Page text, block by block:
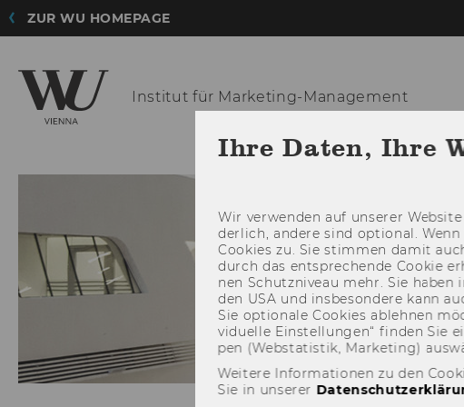
ZUR WU HOMEPAGE
Institut für Marketing-Management
Ihre Daten, Ihre
Wir ver­wen­den auf un­se­rer
der­lich, an­de­re sind op­tio­nal.
Coo­kies zu. Sie stim­men damit
durch das ent­spre­chen­de Coo­kie
nen Schutz­ni­veau mehr. Sie
den USA und ins­be­son­de­re kann
Sie op­tio­na­le Coo­kies ab­leh­nen
vi­du­el­le Ein­stel­lun­gen“ fin­den Sie
pen (Web­sta­tis­tik, Mar­ke­ting)
Weitere Informationen zu den
Sie in unserer